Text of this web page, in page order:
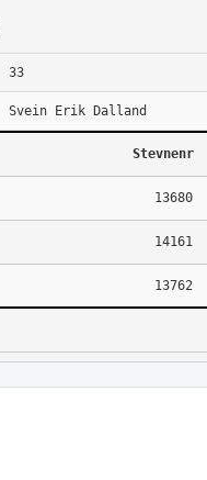
33
Svein Erik Dalland
Stevnenr
13680
14161
13762